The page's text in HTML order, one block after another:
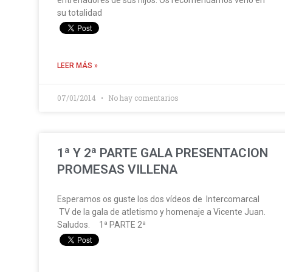
su totalidad
LEER MÁS »
07/01/2014 No hay comentarios
1ª Y 2ª PARTE GALA PRESENTACION
PROMESAS VILLENA
Esperamos os guste los dos vídeos de Intercomarcal
TV de la gala de atletismo y homenaje a Vicente Juan.
Saludos. 1ª PARTE 2ª